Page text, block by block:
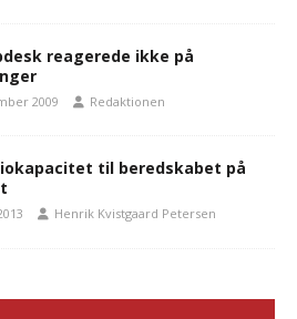
reagerede ikke på
2009 Redaktionen
til beredskabet på
Henrik Kvistgaard Petersen